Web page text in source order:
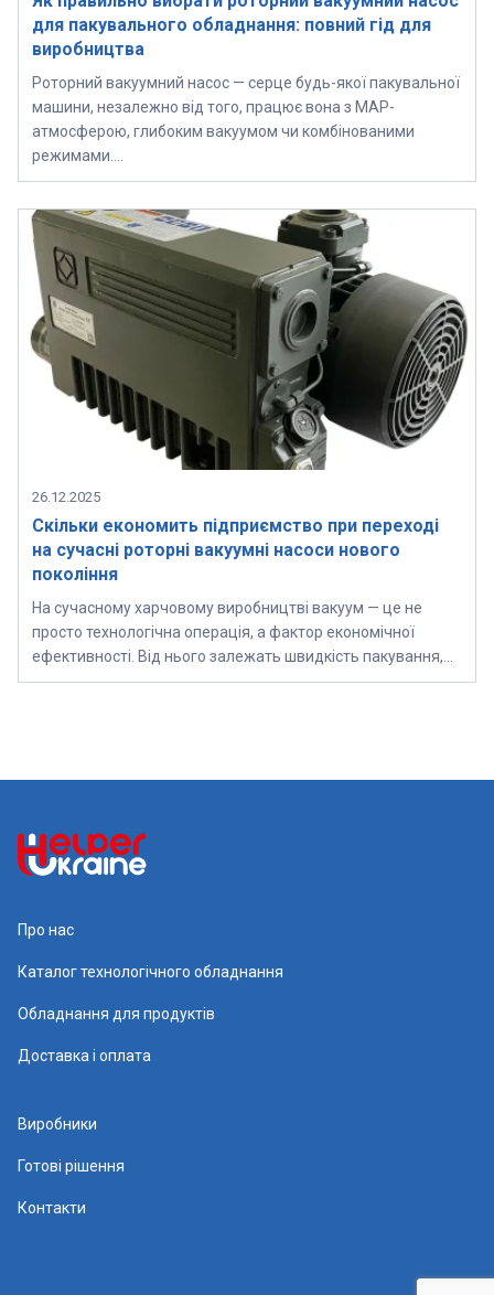
для пакувального обладнання: повний гід для
виробництва
Роторний вакуумний насос — серце будь-якої пакувальної
машини, незалежно від того, працює вона з MAP-
атмосферою, глибоким вакуумом чи комбінованими
режимами….
26.12.2025
Скільки економить підприємство при переході
на сучасні роторні вакуумні насоси нового
покоління
На сучасному харчовому виробництві вакуум — це не
просто технологічна операція, а фактор економічної
ефективності. Від нього залежать швидкість пакування,…
Про нас
Каталог технологічного обладнання
Обладнання для продуктів
Доставка і оплата
Виробники
Готові рішення
Контакти